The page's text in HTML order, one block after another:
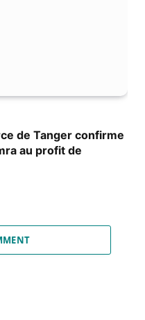
de Tanger confirme
au profit de